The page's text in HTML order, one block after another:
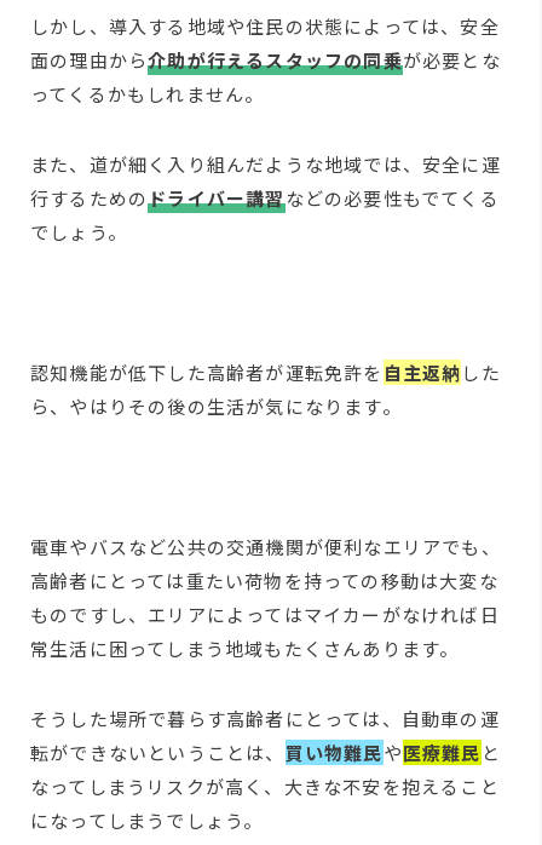
しかし、導入する地域や住民の状態によっては、安全
面の理由から介助が行えるスタッフの同乗が必要とな
ってくるかもしれません。
また、道が細く入り組んだような地域では、安全に運
行するためのドライバー講習などの必要性もでてくる
でしょう。
認知機能が低下した高齢者が運転免許を 自主返納した
ら、やはりその後の生活が気になります。
電車やバスなど公共の交通機関が便利なエリアでも、
高齢者にとっては重たい荷物を持っての移動は大変な
ものですし、エリアによってはマイカーがなければ日
常生活に困ってしまう地域もたくさんあります。
そうした場所で暮らす高齢者にとっては、自動車の運
転ができないということは、 買い物難民や医療難民 と
なってしまうリスクが高く、大きな不安を抱えること
になってしまうでしょう。